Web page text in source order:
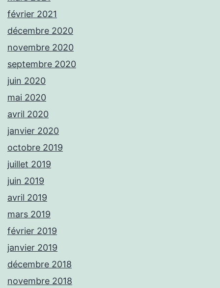
février 2021
décembre 2020
novembre 2020
septembre 2020
juin 2020
mai 2020
avril 2020
janvier 2020
octobre 2019
juillet 2019
juin 2019
avril 2019
mars 2019
février 2019
janvier 2019
décembre 2018
novembre 2018